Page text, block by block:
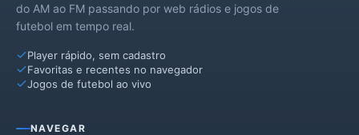
do AM ao FM passando por web rádios e jogos de
futebol em tempo real.
Player rápido, sem cadastro
Favoritas e recentes no navegador
Jogos de futebol ao vivo
NAVEGAR